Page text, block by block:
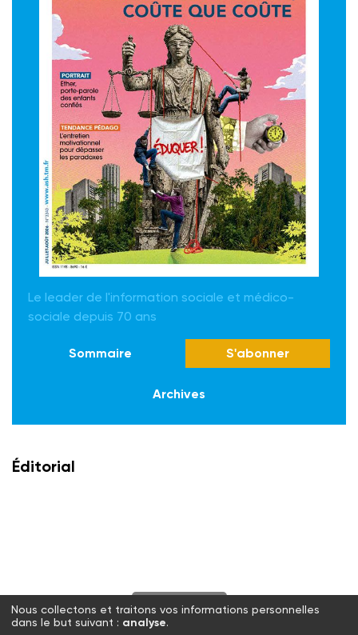
Le leader de l'information sociale et médico-
sociale depuis 70 ans
Sommaire S'abonner
Archives
Éditorial
S'abonner
Nous collectons et traitons vos informations personnelles
dans le but suivant : analyse.